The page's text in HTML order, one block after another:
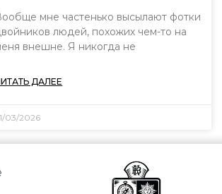
мне частенько высылают фотки
людей, похожих чем-то на
внешне. Я никогда не
ДАЛЕЕ
03/2026